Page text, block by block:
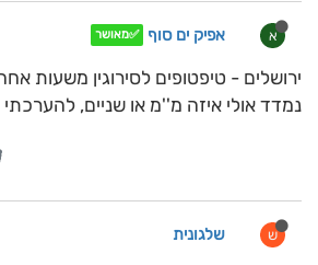
א אפיק ים סוף ✅מאושר
ירושלים - טיפטופים לסירוגין משעות
נמדד אולי איזה מ''מ או שניים,
ש שלגונית